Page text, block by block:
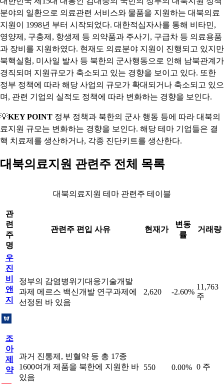
분야의 일환으로 의료관련 서비스와 물품을 지원하는 대북의료
지원이 1998년 부터 시작되었다. 대한적십자사를 통해 비타민,
영양제, 구충제, 항생제 등 의약품과 주사기, 구급차 등 의료용품
과 장비를 지원하였다. 현재도 의료분야 지원이 진행되고 있지만
북핵실험, 미사일 발사 등 북한의 군사행동으로 인해 남북관계가
경직되며 지원규모가 축소되고 있는 경향을 보이고 있다. 또한
정부 정책에 따라 해당 사업의 규모가 확대되거나 축소되고 있으
며, 관련 기업의 실적도 정책에 따라 변화하는 경향을 보인다.
💡KEY POINT 정부 정책과 북한의 군사 행동 등에 따라 대북의
료지원 규모는 변화하는 경향을 보인다. 해당 테마 기업들은 결
핵 치료제를 생산하거나, 각종 진단키트를 생산한다.
대북의료지원 관련주 전체 목록
대북의료지원 테마 관련주 테이블
관
련
주
명
관련주 편입 사유 현재가
변동
률
거래량
우
진
비
앤
지
정부의 감염병위기대응기술개발
과제 메르스 백신개발 연구과제에
선정된 바 있음
2,620 -2.60%
11,763
주
조
아
제
약
과거 진통제, 빈혈약 등 총 17종
1600여개 제품을 북한에 지원한 바
있음
550 0.00% 0 주